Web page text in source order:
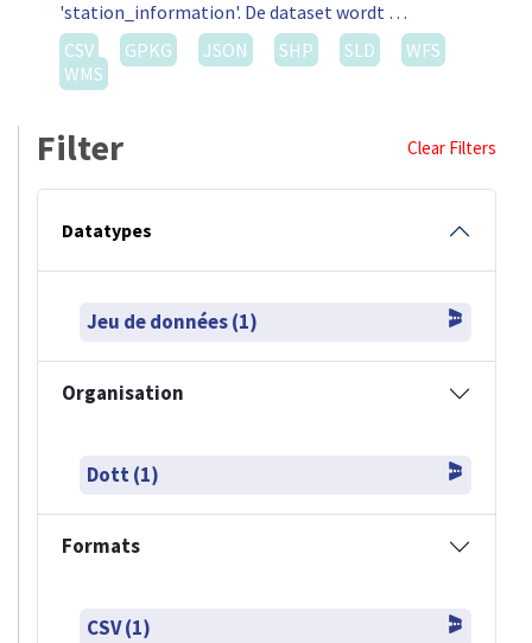
'station_information'. De dataset wordt …
CSV
GPKG JSON SHP SLD
WFS
WMS
Filter Clear Filters
Datatypes
Jeu de données (1)
Organisation
Dott (1)
Formats
CSV (1)